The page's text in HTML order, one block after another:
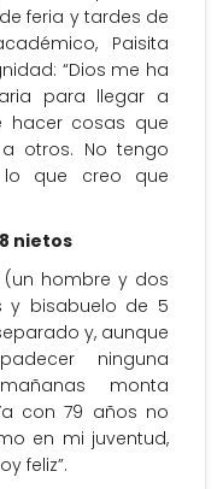
feria y tardes de
Paisita
“Dios me ha
para llegar a
hacer cosas que
otros. No tengo
que creo que
nietos
(un hombre y dos
y bisabuelo de 5
y, aunque
ninguna
monta
con 79 años no
en mi juventud,
feliz”.